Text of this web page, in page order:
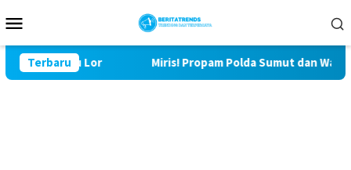
ke
Mobile
Terbaru
Lor Miris! Propam Polda Sumut dan Wasidik